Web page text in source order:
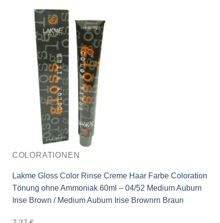
COLORATIONEN
Lakme Gloss Color Rinse Creme Haar Farbe Coloration
Tönung ohne Ammoniak 60ml – 04/52 Medium Auburn
Irise Brown / Medium Auburn Irise Brownrn Braun